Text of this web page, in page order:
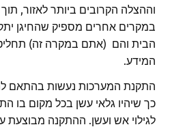
וההצלה הקרובים ביותר לאזור,
במקרים אחרים מספיק שהחיגן
הבית והם (אתם במקרה זה)
המידע.
כך שיהיו גלאי עשן בכל מקום בו
לגילוי אש ועשן. ההתקנה מבוצעת